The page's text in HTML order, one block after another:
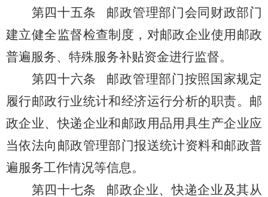
第四十五条 邮政管理部门会同财政部门
建立健全监督检查制度，对邮政企业使用邮政
普遍服务、特殊服务补贴资金进行监督。
第四十六条 邮政管理部门按照国家规定
履行邮政行业统计和经济运行分析的职责。 邮
政企业、快递企业和邮政用品用具生产企业应
当依法向邮政管理部门报送统计资料和邮政普
遍服务工作情况等信息。
第四十七条 邮政企业、快递企业及其从